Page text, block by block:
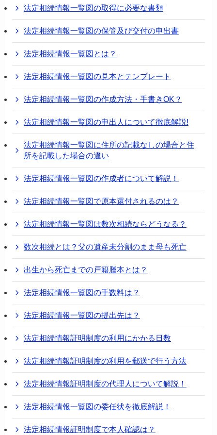
法定相続情報一覧図の取得に必要な書類
法定相続情報一覧図の保管及び交付の申出書
法定相続情報一覧図とは？
法定相続情報一覧図の見本とテンプレート
法定相続情報一覧図の作成方法・手書きOK？
法定相続情報一覧図の申出人について徹底解説!
法定相続情報一覧図に住所の記載なしの場合と住
所を記載した場合の違い
法定相続情報一覧図の作成者について解説！
法定相続情報一覧図で原本還付されるのは？
法定相続情報一覧図は数次相続ならどうなる？
数次相続とは？父の遺産未分割のまま母も死亡
出生から死亡までの戸籍謄本とは？
法定相続情報一覧図の手数料は？
法定相続情報一覧図の提出先は？
法定相続情報証明制度の利用にかかる日数
法定相続情報証明制度の利用を郵送で行う方法
法定相続情報証明制度の代理人について解説！
法定相続情報一覧図の委任状を徹底解説！
法定相続情報証明制度で本人確認は？